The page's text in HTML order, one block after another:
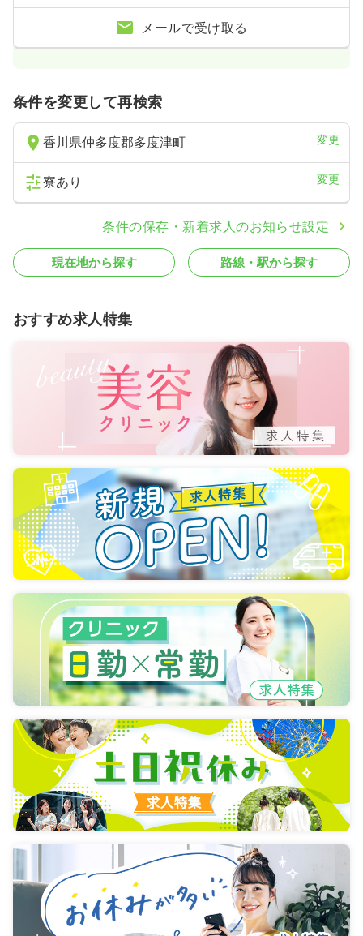
メールで受け取る
条件を変更して再検索
香川県仲多度郡多度津町 変更
寮あり 変更
条件の保存・新着求人のお知らせ設定
現在地から探す 路線・駅から探す
おすすめ求人特集